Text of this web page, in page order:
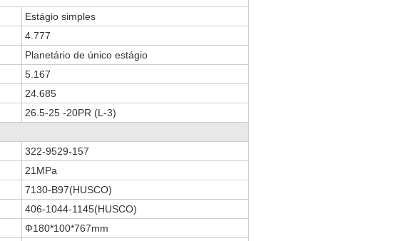
Estágio simples
4.777
Planetário de único estágio
5.167
24.685
26.5-25 -20PR (L-3)
322-9529-157
21MPa
7130-B97(HUSCO)
406-1044-1145(HUSCO)
Ф180*100*767mm